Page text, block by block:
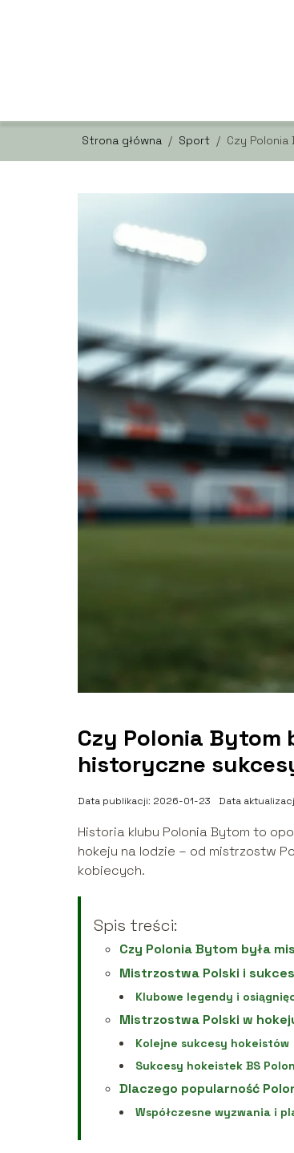
Strona główna / Sport / Czy
Czy Polonia Bytom
historyczne
Data publikacji: 2026-01-23 Data
Historia klubu Polonia Bytom to
hokeju na lodzie – od mistrzostw
kobiecych.
Spis treści:
Czy Polonia Bytom była
Mistrzostwa Polski i
Klubowe legendy i
Mistrzostwa Polski w
Kolejne sukcesy hokeistów
Sukcesy hokeistek BS
Dlaczego popularność
Współczesne wyzwania i